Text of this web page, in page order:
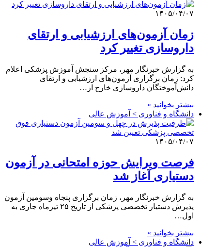
۱۴۰۵/۰۴/۰۷
زمان آزمون‌های ارزشیابی و ارتقای
داروسازی تغییر کرد
به گزارش خبرنگار مهر، مرکز سنجش آموزش پزشکی اعلام
کرد: زمان برگزاری آزمون‌های ارزشیابی و ارتقای
دانش‌آموختگان داروسازی خارج از…
بیشتر بخوانید »
دانشگاه و فناوری > آموزش عالی
۱۴۰۵/۰۴/۰۷
فرصت ویرایش حوزه امتحانی در آزمون
دستیاری آغاز شد
به گزارش خبرنگار مهر، زمان برگزاری پنجاه‌ وسومین آزمون
پذیرش دستیار تخصصی پزشکی از تاریخ ۲۵ تیرماه جاری به
اول…
بیشتر بخوانید »
دانشگاه و فناوری > آموزش عالی